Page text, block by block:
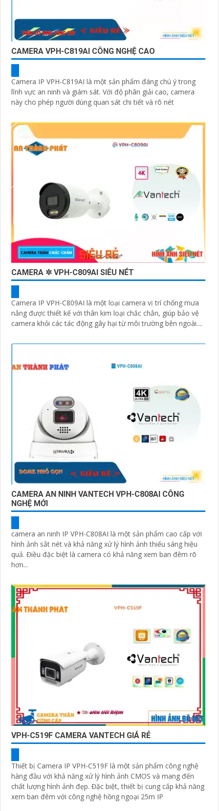
CAMERA VPH-C819AI CÔNG NGHỆ CAO
Camera IP VPH-C819AI là một sản phẩm đáng chú ý trong
lĩnh vực an ninh và giám sát. Với độ phân giải cao, camera
này cho phép người dùng quan sát chi tiết và rõ nét
CAMERA ✲ VPH-C809AI SIÊU NÉT
Camera IP VPH-C809AI là một loại camera vị trí chống mưa
nắng được thiết kế với thân kim loại chắc chắn, giúp bảo vệ
camera khỏi các tác động gây hại từ môi trường bên ngoài....
CAMERA AN NINH VANTECH VPH-C808AI CÔNG
NGHỆ MỚI
camera an ninh IP VPH-C808AI là một sản phẩm cao cấp với
hình ảnh sắt nét và khả năng xử lý hình ảnh thiếu sáng hiệu
quả. Điều đặc biệt là camera có khả năng xem ban đêm rõ
hơn...
VPH-C519F CAMERA VANTECH GIÁ RẺ
Thiết bị Camera IP VPH-C519F là một sản phẩm công nghệ
hàng đầu với khả năng xử lý hình ảnh CMOS và mang đến
chất lượng hình ảnh đẹp. Đặc biệt, thiết bị cung cấp khả năng
xem ban đêm với công nghệ hồng ngoại 25m IP